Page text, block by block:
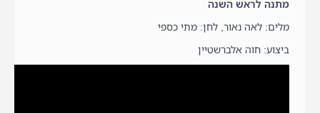
מתנה לראש השנה
מלים: לאה נאור, לחן: מתי כספי
ביצוע: חוה אלברשטיין